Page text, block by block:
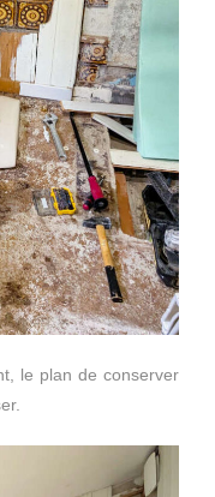
le plan de conserver